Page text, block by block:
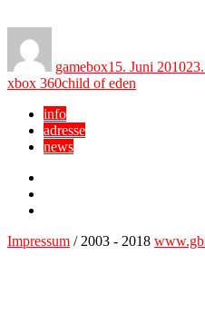
gamebox15. Juni 2010
xbox 360Tags
child of eden
info
adresse
news
Impressum / 2003 - 2018